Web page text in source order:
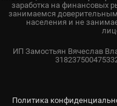
заработка на финансовых
занимаемся
населения и не
ИП Замостьян Вячеслав
Политика